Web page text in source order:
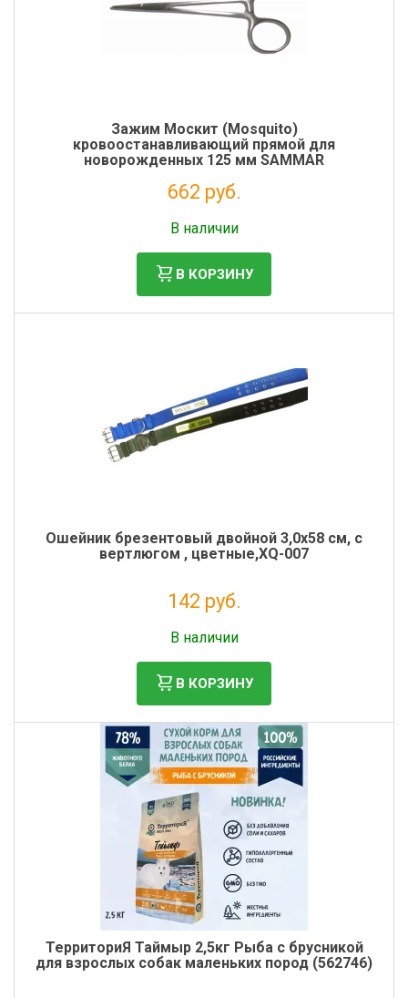
Зажим Москит (Mosquito)
кровоостанавливающий прямой для
новорожденных 125 мм SAMMAR
662 руб.
В наличии
В КОРЗИНУ
Ошейник брезентовый двойной 3,0х58 см, с
вертлюгом , цветные,XQ-007
142 руб.
В наличии
В КОРЗИНУ
ТерриториЯ Таймыр 2,5кг Рыба с брусникой
для взрослых собак маленьких пород (562746)